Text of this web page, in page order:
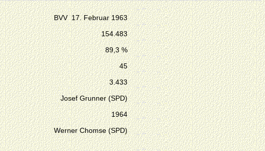
BVV 17. Februar 1963
154.483
89,3 %
45
3.433
Josef Grunner (SPD)
1964
Werner Chomse (SPD)